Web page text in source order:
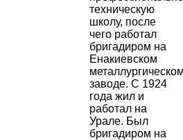
техническую
школу, после
чего работал
бригадиром на
Енакиевском
заводе. С 1924
года жил и
работал на
Урале. Был
бригадиром на